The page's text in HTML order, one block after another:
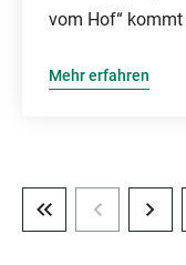
vom Hof“
Mehr erfahren